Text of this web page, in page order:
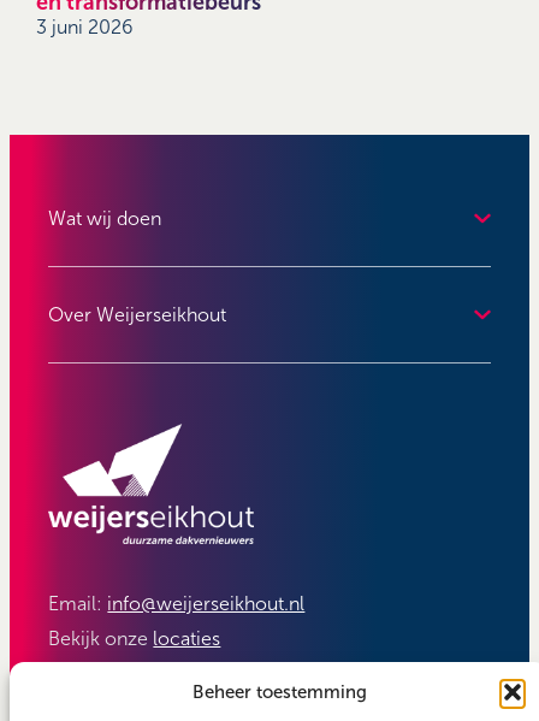
Beheer toestemming
3 juni 2026
Wat wij doen
Over Weijerseikhout
Email: info@weijerseikhout.nl
Bekijk onze locaties